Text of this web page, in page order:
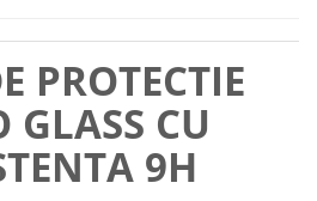
PROTECTIE
GLASS CU
9H